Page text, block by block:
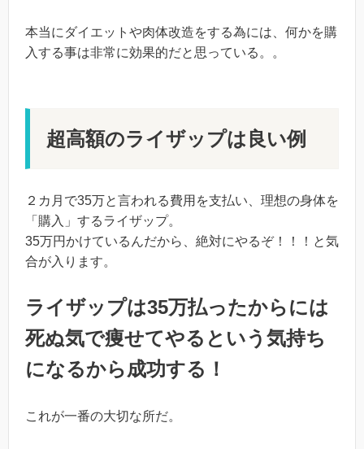
本当にダイエットや肉体改造をする為には、何かを購
入する事は非常に効果的だと思っている。。
超高額のライザップは良い例
２カ月で35万と言われる費用を支払い、理想の身体を
「購入」するライザップ。
35万円かけているんだから、絶対にやるぞ！！！と気
合が入ります。
ライザップは35万払ったからには
死ぬ気で痩せてやるという気持ち
になるから成功する！
これが一番の大切な所だ。